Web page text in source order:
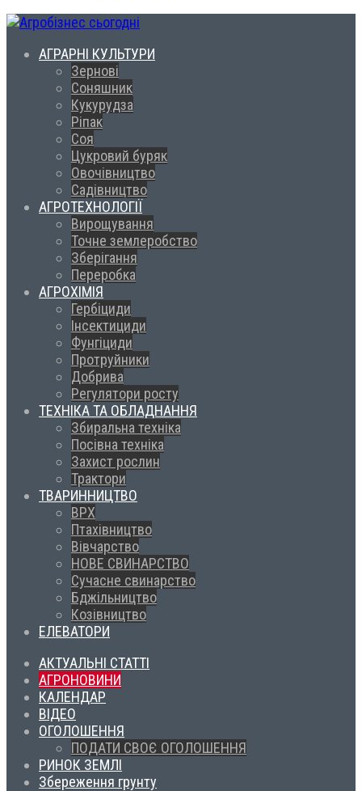
АГРАРНІ КУЛЬТУРИ
Зернові
Соняшник
Кукурудза
Ріпак
Соя
Цукровий буряк
Овочівництво
Садівництво
АГРОТЕХНОЛОГІЇ
Вирощування
Точне землеробство
Зберігання
Переробка
АГРОХІМІЯ
Гербіциди
Інсектициди
Фунгіциди
Протруйники
Добрива
Регулятори росту
ТЕХНІКА ТА ОБЛАДНАННЯ
Збиральна техніка
Посівна техніка
Захист рослин
Трактори
ТВАРИННИЦТВО
ВРХ
Птахівництво
Вівчарство
НОВЕ СВИНАРСТВО
Сучасне свинарство
Бджільництво
Козівництво
ЕЛЕВАТОРИ
АКТУАЛЬНІ СТАТТІ
АГРОНОВИНИ
КАЛЕНДАР
ВІДЕО
ОГОЛОШЕННЯ
ПОДАТИ СВОЄ ОГОЛОШЕННЯ
РИНОК ЗЕМЛІ
Збереження грунту